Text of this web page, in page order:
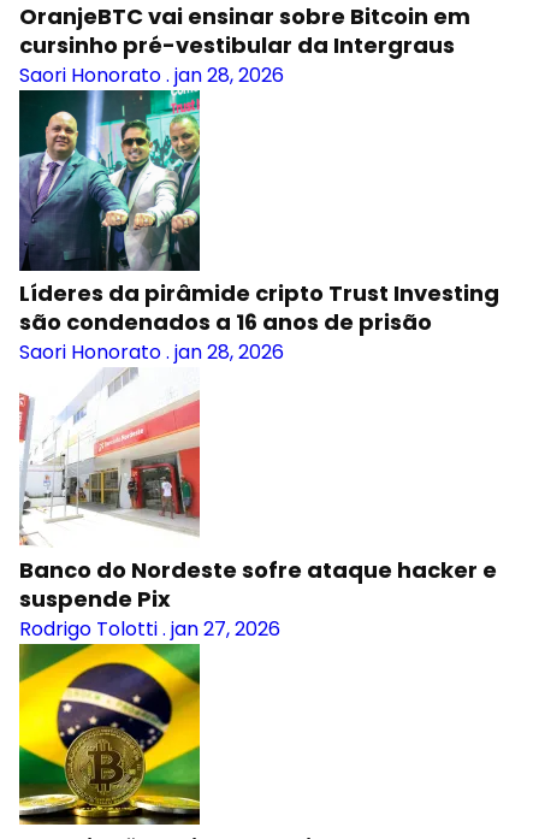
OranjeBTC vai ensinar sobre Bitcoin em
cursinho pré-vestibular da Intergraus
Saori Honorato. jan 28, 2026
Líderes da pirâmide cripto Trust Investing
são condenados a 16 anos de prisão
Saori Honorato. jan 28, 2026
Banco do Nordeste sofre ataque hacker e
suspende Pix
Rodrigo Tolotti. jan 27, 2026